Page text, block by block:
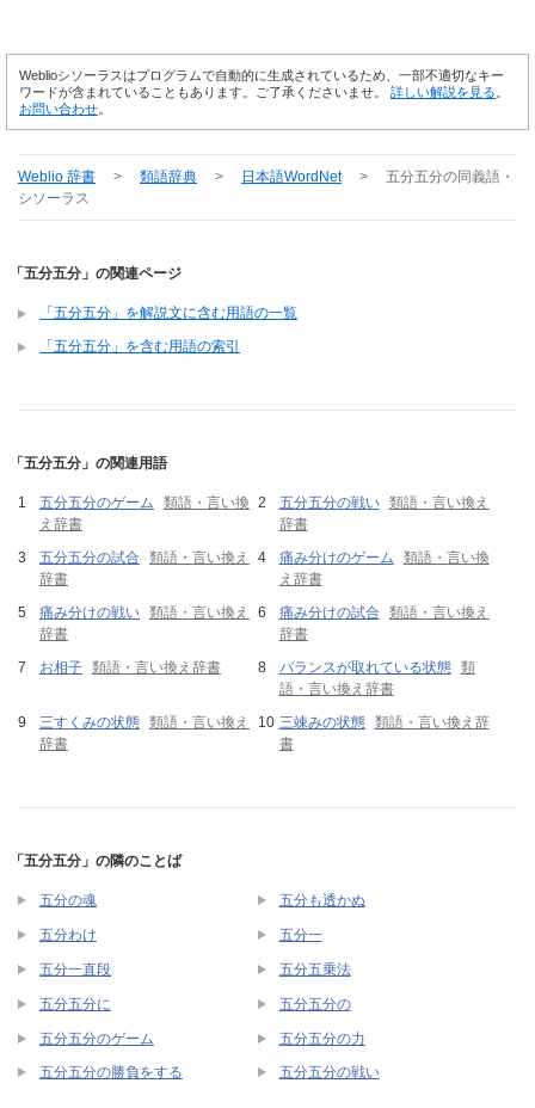
Weblioシソーラスはプログラムで自動的に生成されているため、一部不適切なキー
ワードが含まれていることもあります。ご了承くださいませ。 詳しい解説を見る
お問い合わせ
Weblio 辞書 > 類語辞典 > 日本語WordNet > 五分五分の同義語・
シソーラス
「五分五分」の関連ページ
「五分五分」を解説文に含む用語の一覧
「五分五分」を含む用語の索引
「五分五分」の関連用語
五分五分のゲーム
類語・言い換
え辞書
五分五分の戦い 類語・言い換え
辞書
五分五分の試合
類語・言い換え
辞書
痛み分けのゲーム
類語・言い換
え辞書
痛み分けの戦い 類語・言い換え
辞書
痛み分けの試合
類語・言い換え
辞書
お相子 類語・言い換え辞書 バランスが取れている状態 類
語・言い換え辞書
三すくみの状態 類語・言い換え
辞書
三竦みの状態 類語・言い換え辞
書
「五分五分」の隣のことば
五分の魂 五分も透かぬ
五分わけ 五分一
五分一直段 五分五乗法
五分五分に 五分五分の
五分五分のゲーム 五分五分の力
五分五分の勝負をする 五分五分の戦い